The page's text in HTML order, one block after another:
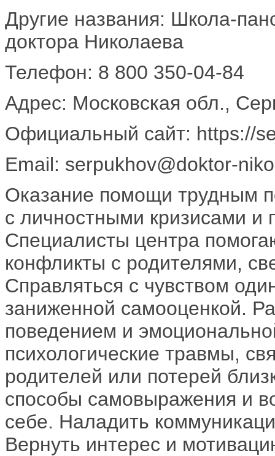
Другие названия: Школа-
доктора Николаева
Телефон: 8 800 350-04-84
Адрес: Московская обл.,
Официальный сайт: https://
Email: serpukhov@doktor-
Оказание помощи трудным
с личностными кризисами и
Специалисты центра
конфликты с родителями,
Справляться с чувством
заниженной самооценкой.
поведением и
психологические травмы,
родителей или потерей
способы самовыражения и
себе. Наладить
Вернуть интерес и